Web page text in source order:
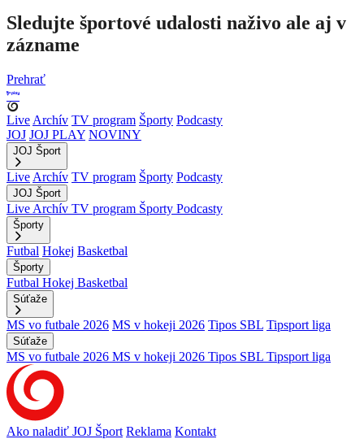
Sledujte športové udalosti naživo ale aj v
zázname
Prehrať
Live Archív TV program Športy Podcasty
JOJ JOJ PLAY NOVINY
JOJ Šport
Live Archív TV program Športy Podcasty
JOJ Šport
Live Archív TV program Športy Podcasty
Športy
Futbal Hokej Basketbal
Športy
Futbal Hokej Basketbal
Súťaže
MS vo futbale 2026 MS v hokeji 2026 Tipos SBL Tipsport liga
Súťaže
MS vo futbale 2026 MS v hokeji 2026 Tipos SBL Tipsport liga
Ako naladiť JOJ Šport Reklama Kontakt